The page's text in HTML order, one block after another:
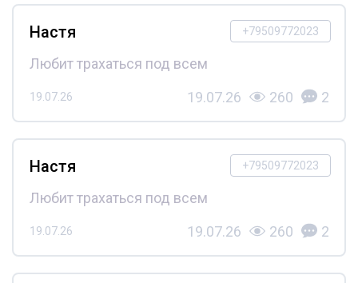
+79509772023
Настя
Любит трахаться под всем
19.07.26 19.07.26 260 2
+79509772023
Настя
Любит трахаться под всем
19.07.26 19.07.26 260 2